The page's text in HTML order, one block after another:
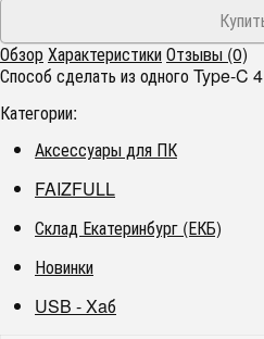
ОбзорХарактеристикиОтзывы (0)
Способ сделать из одногоType-C 4
Категории:
Аксессуары для ПК
FAIZFULL
Склад Екатеринбург (ЕКБ)
Новинки
USB - Xaб